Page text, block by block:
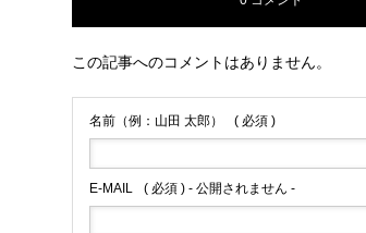
この記事へのコメントはありません。
名前（例：山田 太郎） ( 必須 )
E-MAIL ( 必須 ) - 公開されません -